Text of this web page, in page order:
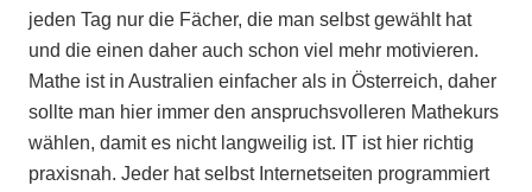
jeden Tag nur die Fächer, die man selbst gewählt hat
und die einen daher auch schon viel mehr motivieren.
Mathe ist in Australien einfacher als in Österreich, daher
sollte man hier immer den anspruchsvolleren Mathekurs
wählen, damit es nicht langweilig ist. IT ist hier richtig
praxisnah. Jeder hat selbst Internetseiten programmiert